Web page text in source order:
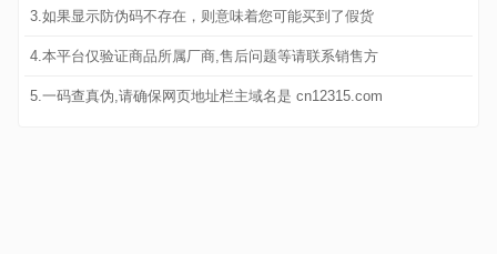
3.如果显示防伪码不存在，则意味着您可能买到了假货
4.本平台仅验证商品所属厂商,售后问题等请联系销售方
5.一码查真伪,请确保网页地址栏主域名是 cn12315.com